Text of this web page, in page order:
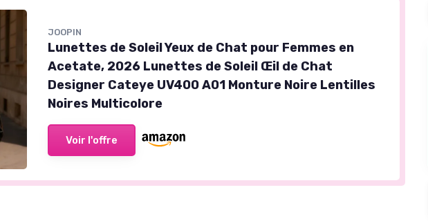
JOOPIN
Lunettes de Soleil Yeux de Chat pour Femmes en
Acetate, 2026 Lunettes de Soleil Œil de Chat
Designer Cateye UV400 A01 Monture Noire Lentilles
Noires Multicolore
Voir l'offre